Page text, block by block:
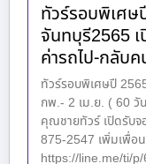
ทัวร์รอบพิเศษ
จันทบุรี2565
ค่ารถไป-กลับ
ทัวร์รอบพิเศษปี
กพ.- 2 เม.ย. ( 60 วั
คุณชายทัวร์ เปิดรับ
875-2547 เพิ่มเพื่อ
https://line.me/ti/p/